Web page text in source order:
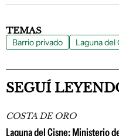
TEMAS
Barrio privado Laguna del
SEGUÍ
COSTA DE ORO
Laguna del Cisne: Ministerio